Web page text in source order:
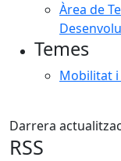
Àrea de
Temes
Mobilitat i
Darrera
RSS